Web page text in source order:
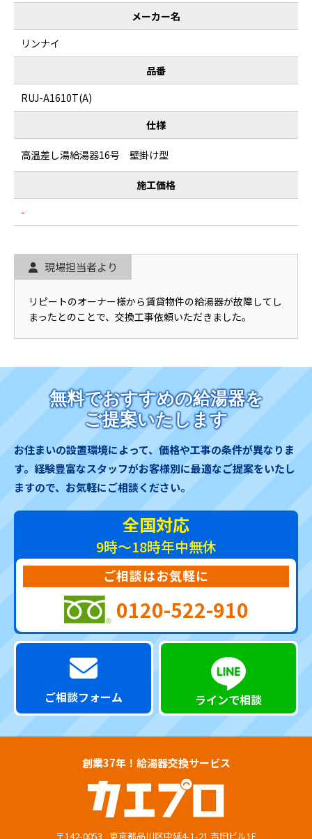
メーカー名
リンナイ
品番
RUJ-A1610T(A)
仕様
高温差し湯給湯器16号 壁掛け型
施工価格
-
現場担当者より
リピートのオーナー様から賃貸物件の給湯器が故障してし
まったとのことで、交換工事依頼いただきました。
無料でおすすめの給湯器を
ご提案いたします
お住まいの設置環境によって、価格や工事の条件が異なりま
す。 経験豊富なスタッフがお客様別に最適なご提案をいたし
ますので、お気軽にご相談ください。
全国対応
9時～18時年中無休
ご相談はお気軽に
0120-522-910
ご相談フォーム ラインで相談
創業37年！給湯器交換サービス
〒142-0053 東京都品川区中延4-1-21 吉田ビル1F